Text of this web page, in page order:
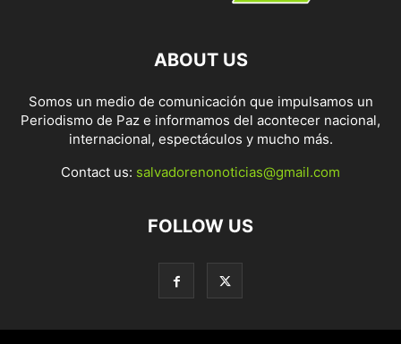
ABOUT US
Somos un medio de comunicación que impulsamos un
Periodismo de Paz e informamos del acontecer nacional,
internacional, espectáculos y mucho más.
Contact us: salvadorenonoticias@gmail.com
FOLLOW US